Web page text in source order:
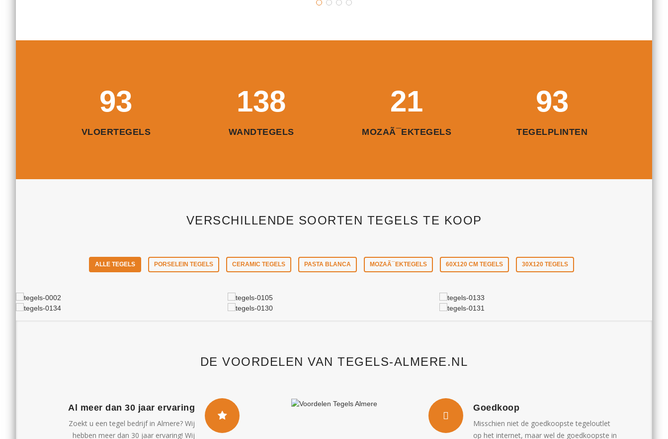
93
VLOERTEGELS
138
WANDTEGELS
21
MOZAÃ¯EKTEGELS
93
TEGELPLINTEN
VERSCHILLENDE SOORTEN TEGELS TE KOOP
ALLE TEGELS PORSELEIN TEGELS CERAMIC TEGELS PASTA BLANCA MOZAÃ¯EKTEGELS 60X120 CM TEGELS 30X120 TEGELS
DE VOORDELEN VAN TEGELS-ALMERE.NL
Al meer dan 30 jaar ervaring
Zoekt u een tegel bedrijf in Almere? Wij
hebben meer dan 30 jaar ervaring! Wij
Goedkoop
Misschien niet de goedkoopste tegeloutlet
op het internet, maar wel de goedkoopste in